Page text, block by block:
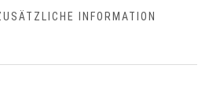
INFORMATION